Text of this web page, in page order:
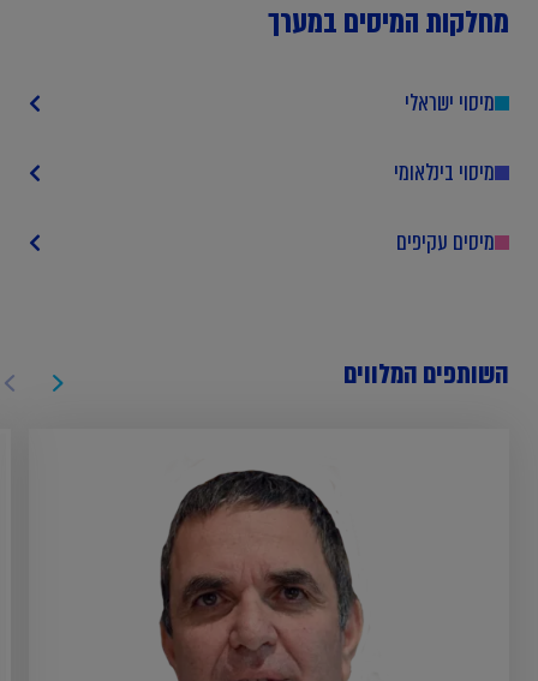
מחלקות המיסים במערך
מיסוי ישראלי
מיסוי בינלאומי
מיסים עקיפים
השותפים המלווים